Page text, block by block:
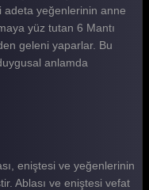
adeta yeğenlerinin anne
yüz tutan 6 Mantı
geleni yaparlar. Bu
anlamda
eniştesi ve yeğenlerinin
Ablası ve eniştesi vefat